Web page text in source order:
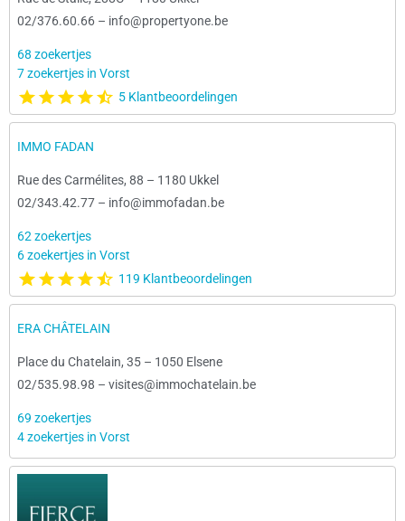
02/376.60.66 – info@propertyone.be
68 zoekertjes
7 zoekertjes in Vorst
5 Klantbeoordelingen
IMMO FADAN
Rue des Carmélites, 88 – 1180 Ukkel
02/343.42.77 – info@immofadan.be
62 zoekertjes
6 zoekertjes in Vorst
119 Klantbeoordelingen
ERA CHÂTELAIN
Place du Chatelain, 35 – 1050 Elsene
02/535.98.98 – visites@immochatelain.be
69 zoekertjes
4 zoekertjes in Vorst